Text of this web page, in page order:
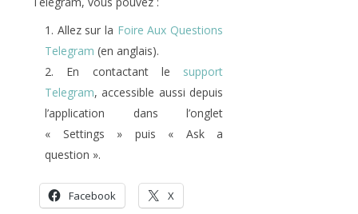
Allez sur la Foire Aux Questions
Telegram (en anglais).
En contactant le support
Telegram, accessible aussi depuis
l’application dans l’onglet
« Settings » puis « Ask a
question ».
Facebook X